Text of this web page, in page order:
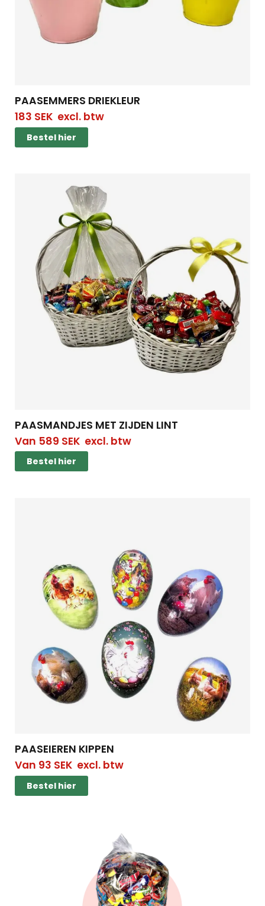
PAASEMMERS DRIEKLEUR
183 SEKexcl. btw
Bestel hier
PAASMANDJES MET ZIJDEN LINT
Van 589 SEKexcl. btw
Bestel hier
PAASEIEREN KIPPEN
Van 93 SEKexcl. btw
Bestel hier